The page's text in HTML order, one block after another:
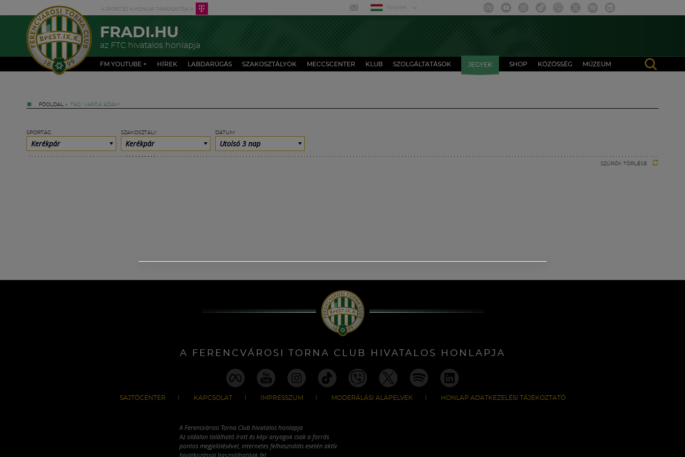
MAGYAR
FRADI.HU
az FTC hivatalos honlapja
FM YOUTUBE + HÍREK LABDARÚGÁS SZAKOSZTÁLYOK MECCSCENTER KLUB SZOLGÁLTATÁSOK JEGYEK SHOP KÖZÖSSÉG MÚZEUM
FŐOLDAL » TAG: VARGA ÁDÁM
SPORTÁG
Kerékpár
SZAKOSZTÁLY
Kerékpár
DÁTUM
Utolsó 3 nap
SZŰRŐK TÖRLÉSE
A FERENCVÁROSI TORNA CLUB HIVATALOS HONLAPJA
SAJTÓCENTER KAPCSOLAT IMPRESSZUM MODERÁLÁSI ALAPELVEK HONLAP ADATKEZELÉSI TÁJÉKOZTATÓ
A Ferencvárosi Torna Club hivatalos honlapja
Az oldalon található írott és képi anyagok csak a forrás
pontos megjelölésével, internetes felhasználás esetén aktív
hivatkozással használhatóak fel.